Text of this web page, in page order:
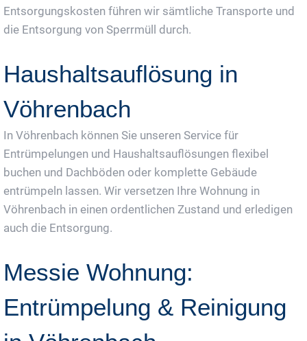
Entsorgungskosten führen wir sämtliche Transporte und
die Entsorgung von Sperrmüll durch.
Haushaltsauflösung in
Vöhrenbach
In Vöhrenbach können Sie unseren Service für
Entrümpelungen und Haushaltsauflösungen flexibel
buchen und Dachböden oder komplette Gebäude
entrümpeln lassen. Wir versetzen Ihre Wohnung in
Vöhrenbach in einen ordentlichen Zustand und erledigen
auch die Entsorgung.
Messie Wohnung:
Entrümpelung & Reinigung